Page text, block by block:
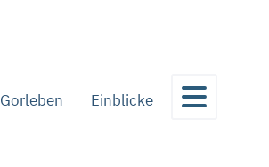
Gorleben Einblicke